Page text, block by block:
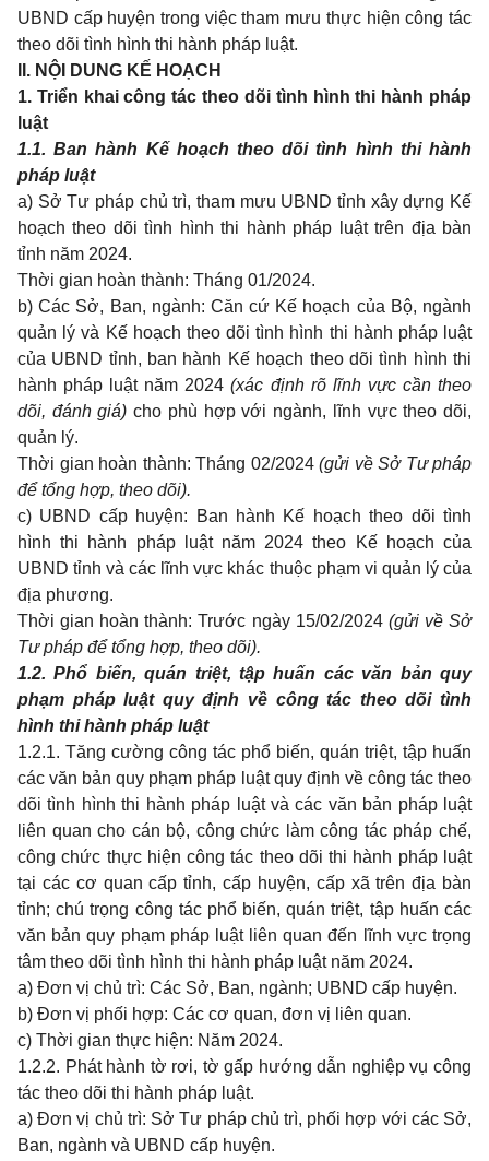
UBND cấp huyện trong việc tham mưu thực hiện công tác
theo dõi tình hình thi hành pháp luật.
II. NỘI DUNG KẾ HOẠCH
1. Triển khai công tác theo dõi tình hình thi hành pháp
luật
1.1. Ban hành Kế hoạch theo dõi tình hình thi hành
pháp luật
a) Sở Tư pháp chủ trì, tham mưu UBND tỉnh xây dựng Kế
hoạch theo dõi tình hình thi hành pháp luật trên địa bàn
tỉnh năm 2024.
Thời gian hoàn thành: Tháng 01/2024.
b) Các Sở, Ban, ngành: Căn cứ Kế hoạch của Bộ, ngành
quản lý và Kế hoạch theo dõi tình hình thi hành pháp luật
của UBND tỉnh, ban hành Kế hoạch theo dõi tình hình thi
hành pháp luật năm 2024(xác định rõ lĩnh vực cần theo
dõi, đánh giá) cho phù hợp với ngành, lĩnh vực theo dõi,
quản lý.
Thời gian hoàn thành: Tháng 02/2024 (gửi về Sở Tư pháp
để tổng hợp, theo dõi).
c) UBND cấp huyện: Ban hành Kế hoạch theo dõi tình
hình thi hành pháp luật năm 2024 theo Kế hoạch của
UBND tỉnh và các lĩnh vực khác thuộc phạm vi quản lý của
địa phương.
Thời gian hoàn thành: Trước ngày 15/02/2024 (gửi về Sở
Tư pháp để tổng hợp, theo dõi).
1.2. Phổ biến, quán triệt, tập huấn các văn bản quy
phạm pháp luật quy định về công tác theo dõi tình
hình thi hành pháp luật
1.2.1. Tăng cường công tác phổ biến, quán triệt, tập huấn
các văn bản quy phạm pháp luật quy định về công tác theo
dõi tình hình thi hành pháp luật và các văn bản pháp luật
liên quan cho cán bộ, công chức làm công tác pháp chế,
công chức thực hiện công tác theo dõi thi hành pháp luật
tại các cơ quan cấp tỉnh, cấp huyện, cấp xã trên địa bàn
tỉnh; chú trọng công tác phổ biến, quán triệt, tập huấn các
văn bản quy phạm pháp luật liên quan đến lĩnh vực trọng
tâm theo dõi tình hình thi hành pháp luật năm 2024.
a) Đơn vị chủ trì: Các Sở, Ban, ngành; UBND cấp huyện.
b) Đơn vị phối hợp: Các cơ quan, đơn vị liên quan.
c) Thời gian thực hiện: Năm 2024.
1.2.2. Phát hành tờ rơi, tờ gấp hướng dẫn nghiệp vụ công
tác theo dõi thi hành pháp luật.
a) Đơn vị chủ trì: Sở Tư pháp chủ trì, phối hợp với các Sở,
Ban, ngành và UBND cấp huyện.